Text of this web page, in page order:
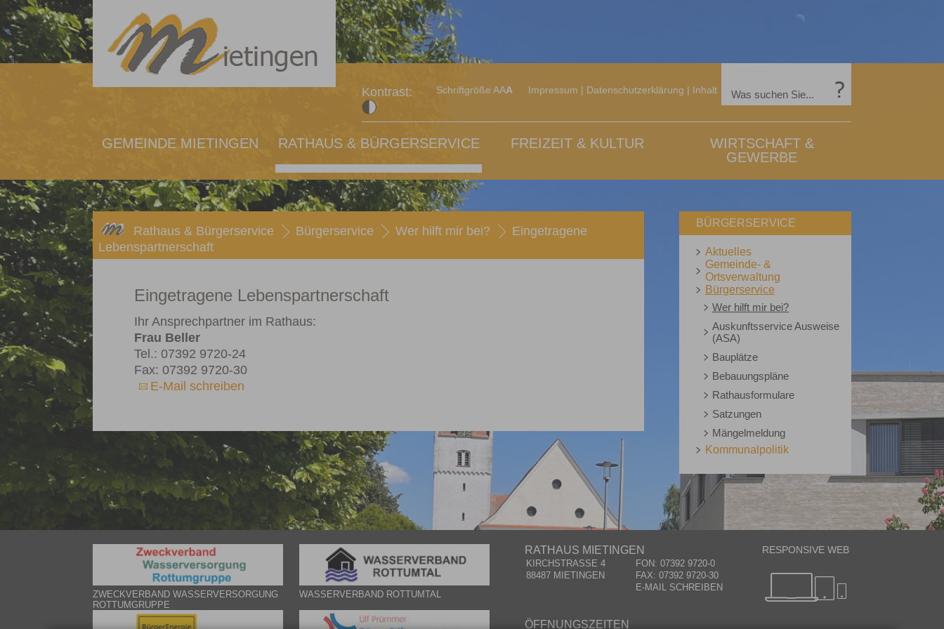
Kontrast: Schriftgröße AAA Impressum | Datenschutzerklärung | Inhalt
GEMEINDE MIETINGEN RATHAUS & BÜRGERSERVICE FREIZEIT & KULTUR
WIRTSCHAFT &
GEWERBE
Rathaus & Bürgerservice Bürgerservice Wer hilft mir bei?
Eingetragene
Lebenspartnerschaft
Eingetragene Lebenspartnerschaft
Ihr Ansprechpartner im Rathaus:
Frau Beller
Tel.: 07392 9720-24
Fax: 07392 9720-30
E-Mail schreiben
BÜRGERSERVICE
Aktuelles
Gemeinde- &
Ortsverwaltung
Bürgerservice
Wer hilft mir bei?
Auskunftsservice Ausweise
(ASA)
Bauplätze
Bebauungspläne
Rathausformulare
Satzungen
Mängelmeldung
Kommunalpolitik
ZWECKVERBAND WASSERVERSORGUNG
ROTTUMGRUPPE
WASSERVERBAND ROTTUMTAL
RATHAUS MIETINGEN
KIRCHSTRASSE 4
FON: 07392 9720-0
88487 MIETINGEN
FAX: 07392 9720-30
E-MAIL SCHREIBEN
ÖFFNUNGSZEITEN
RESPONSIVE WEB